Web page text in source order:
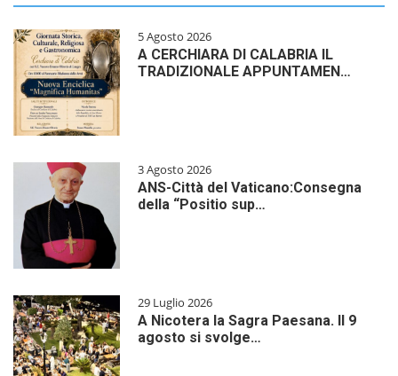
5 Agosto 2026
A CERCHIARA DI CALABRIA IL
TRADIZIONALE APPUNTAMEN…
3 Agosto 2026
ANS-Città del Vaticano:Consegna
della “Positio sup…
29 Luglio 2026
A Nicotera la Sagra Paesana. Il 9
agosto si svolge…